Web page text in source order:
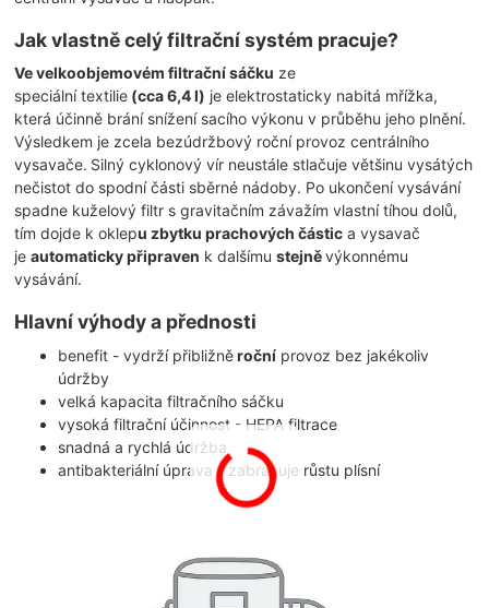
Jak vlastně celý filtrační systém pracuje?
Ve velkoobjemovém filtrační sáčku ze
speciální textilie (cca 6,4 l) je elektrostaticky nabitá mřížka,
která účinně brání snížení sacího výkonu v průběhu jeho plnění.
Výsledkem je zcela bezúdržbový roční provoz centrálního
vysavače. Silný cyklonový vír neustále stlačuje většinu vysátých
nečistot do spodní části sběrné nádoby. Po ukončení vysávání
spadne kuželový filtr s gravitačním závažím vlastní tíhou dolů,
tím dojde k oklepu zbytku prachových částic a vysavač
jeautomaticky připraven k dalšímustejněvýkonnému
vysávání.
Hlavní výhody a přednosti
benefit - vydrží přibližněroční provoz bez jakékoliv
údržby
velká kapacita filtračního sáčku
vysoká filtrační účinnost - HEPA filtrace
snadná a rychlá údržba
antibakteriální úprava - zabraňuje růstu plísní